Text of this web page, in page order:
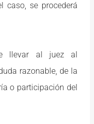
caso, se procederá
llevar al juez al
razonable, de la
o participación del